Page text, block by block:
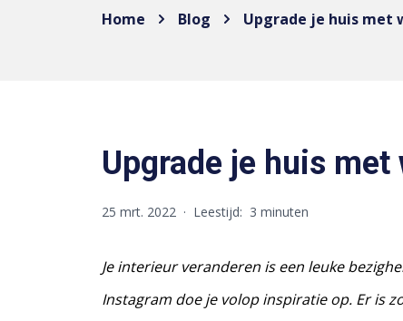
Home Blog Upgrade je huis met
Upgrade je huis
25 mrt. 2022 · Leestijd: 3 minuten
Je interieur veranderen is een leuke
Instagram doe je volop inspiratie op. Er is